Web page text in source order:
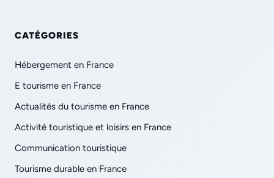
CATÉGORIES
Hébergement en France
E tourisme en France
Actualités du tourisme en France
Activité touristique et loisirs en France
Communication touristique
Tourisme durable en France